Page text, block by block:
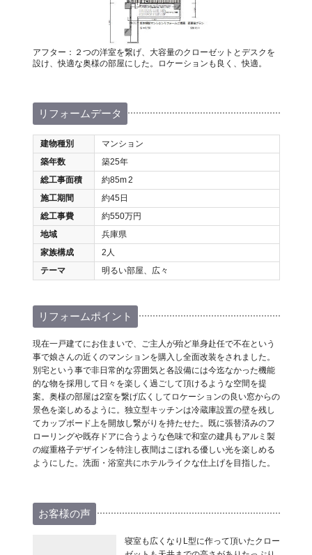
アフター：２つの洋室を繋げ、大容量のクローゼットとデスクを
設け、快適な奥様の部屋にした。ロケーションも良く、快適。
リフォームデータ
建物種別
マンション
築年数
築25年
総工事面積
約85m2
施工期間
約45日
総工事費
約550万円
地域
兵庫県
家族構成
2人
テーマ
明るい部屋、広々
リフォームポイント
現在一戸建てにお住まいで、ご主人が殆ど単身赴任で不在という
事で娘さんの近くのマンションを購入し全面改装をされました。
別宅という事で非日常的な雰囲気と各設備には今迄なかった機能
的な物を採用して日々を楽しく過ごして頂けるような空間を提
案。奥様の部屋は2室を繋げ広くしてロケーションの良い窓からの
景色を楽しめるように。独立型キッチンは冷蔵庫設置の壁を残し
てカップボード上を開放し繋がりを持たせた。既に張替済みのフ
ローリングや既存ドアに合うような色味で和室の建具もアルミ製
の縦重格子デザインを特注し夜間はこぼれる優しい光を楽しめる
ようにした。洗面・浴室共にホテルライクな仕上げを目指した。
お客様の声
寝室も広くなりL型に作って頂いたクロー